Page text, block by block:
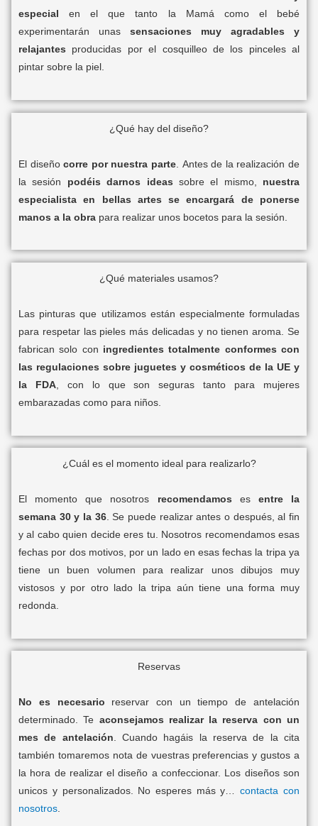
especial
en el que tanto la Mamá como el bebé
experimentarán unassensaciones muy agradables y
relajantes producidas por el cosquilleo de los pinceles al
pintar sobre la piel.
¿Qué hay del diseño?
El diseñocorre por nuestra parte . Antes de la realización de
la sesión podéis darnos ideas sobre el mismo, nuestra
especialista en bellas artes se encargará de ponerse
manos a la obra para realizar unos bocetos para la sesión.
¿Qué materiales usamos?
Las pinturas que utilizamos están especialmente formuladas
para respetar las pieles más delicadas y no tienen aroma. Se
fabrican solo con ingredientes totalmente conformes con
las regulaciones sobre juguetes y cosméticos de la UE y
la FDA, con lo que son seguras tanto para mujeres
embarazadas como para niños.
¿Cuál es el momento ideal para realizarlo?
El momento que nosotros recomendamos es entre la
semana 30 y la 36. Se puede realizar antes o después, al fin
y al cabo quien decide eres tu. Nosotros recomendamos esas
fechas por dos motivos, por un lado en esas fechas la tripa ya
tiene un buen volumen para realizar unos dibujos muy
vistosos y por otro lado la tripa aún tiene una forma muy
redonda.
Reservas
No es necesario reservar con un tiempo de antelación
determinado. Te aconsejamos realizar la reserva con un
mes de antelación. Cuando hagáis la reserva de la cita
también tomaremos nota de vuestras preferencias y gustos a
la hora de realizar el diseño a confeccionar. Los diseños son
unicos y personalizados. No esperes más y…contacta con
nosotros.